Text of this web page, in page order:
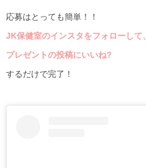
応募はとっても簡単！！
JK保健室のインスタをフォローして、
プレゼントの投稿にいいね?
するだけで完了！